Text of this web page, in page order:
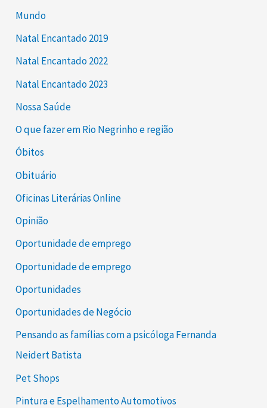
Mundo
Natal Encantado 2019
Natal Encantado 2022
Natal Encantado 2023
Nossa Saúde
O que fazer em Rio Negrinho e região
Óbitos
Obituário
Oficinas Literárias Online
Opinião
Oportunidade de emprego
Oportunidade de emprego
Oportunidades
Oportunidades de Negócio
Pensando as famílias com a psicóloga Fernanda
Neidert Batista
Pet Shops
Pintura e Espelhamento Automotivos